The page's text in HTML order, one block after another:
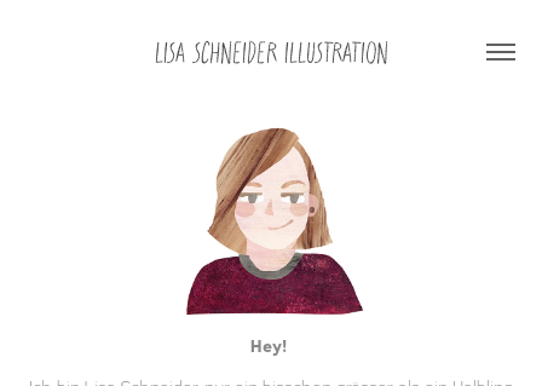
lisa schneider illustration
Hey!